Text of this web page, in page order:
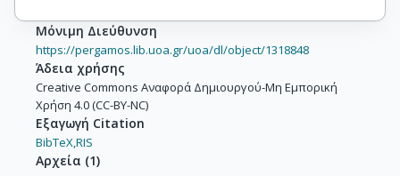
Μόνιμη Διεύθυνση
https://pergamos.lib.uoa.gr/uoa/dl/object/1318848
Άδεια χρήσης
Creative Commons Αναφορά Δημιουργού-Μη Εμπορική
Χρήση 4.0 (CC-BY-NC)
Εξαγωγή Citation
BibTeX,RIS
Αρχεία (1)